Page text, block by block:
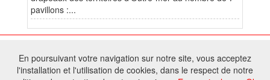
pavillons :...
FontAwesome
Tous droits réservés - Toute reproduction du contenu de ce site, même
En poursuivant votre navigation sur notre site, vous acceptez
l'installation et l'utilisation de cookies, dans le respect de notre